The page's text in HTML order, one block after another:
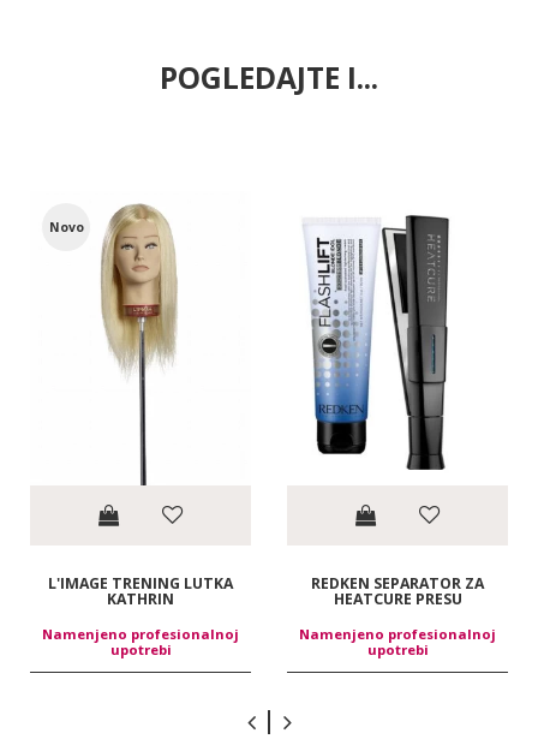
POGLEDAJTE I...
Novo
L'IMAGE TRENING LUTKA
KATHRIN
Namenjeno profesionalnoj
upotrebi
REDKEN SEPARATOR ZA
HEATCURE PRESU
Namenjeno profesionalnoj
upotrebi